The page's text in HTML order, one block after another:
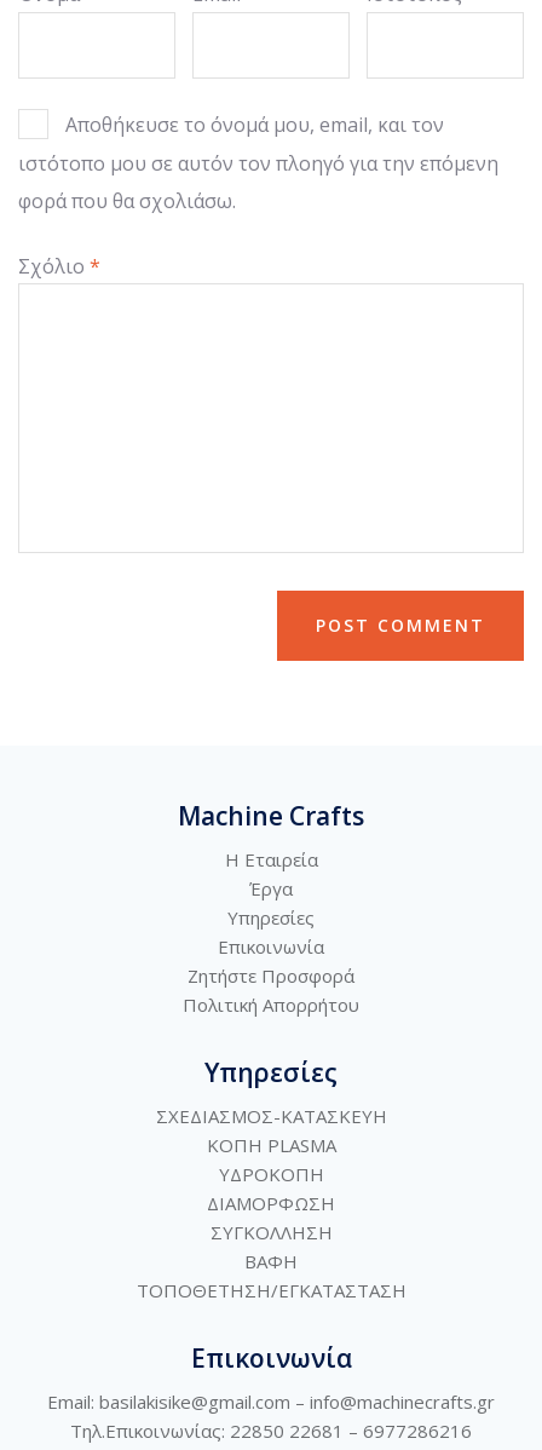
Αποθήκευσε το όνομά μου, email, και τον
ιστότοπο μου σε αυτόν τον πλοηγό για την επόμενη
φορά που θα σχολιάσω.
Σχόλιο *
Machine Crafts
Η Εταιρεία
Έργα
Υπηρεσίες
Επικοινωνία
Ζητήστε Προσφορά
Πολιτική Απορρήτου
Υπηρεσίες
ΣΧΕΔΙΑΣΜΟΣ-ΚΑΤΑΣΚΕΥΗ
ΚΟΠΗ PLASMA
ΥΔΡΟΚΟΠΗ
ΔΙΑΜΟΡΦΩΣΗ
ΣΥΓΚΟΛΛΗΣΗ
ΒΑΦΗ
ΤΟΠΟΘΕΤΗΣΗ/ΕΓΚΑΤΑΣΤΑΣΗ
Επικοινωνία
Email: basilakisike@gmail.com – info@machinecrafts.gr
Τηλ.Επικοινωνίας: 22850 22681 – 6977286216